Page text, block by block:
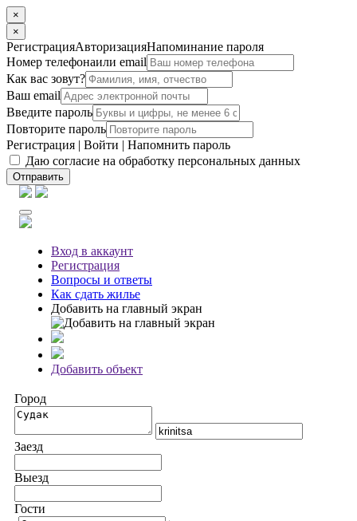
×
×
РегистрацияАвторизацияНапоминание пароля
Номер телефонаили email
Как вас зовут?
Ваш email
Введите пароль
Повторите пароль
Регистрация | Войти | Напомнить пароль
Даю согласие на обработку персональных данных
Отправить
Вход в аккаунт
Регистрация
Вопросы и ответы
Как сдать жилье
Добавить на главный экран
Добавить объект
Город
Заезд
Выезд
Гости